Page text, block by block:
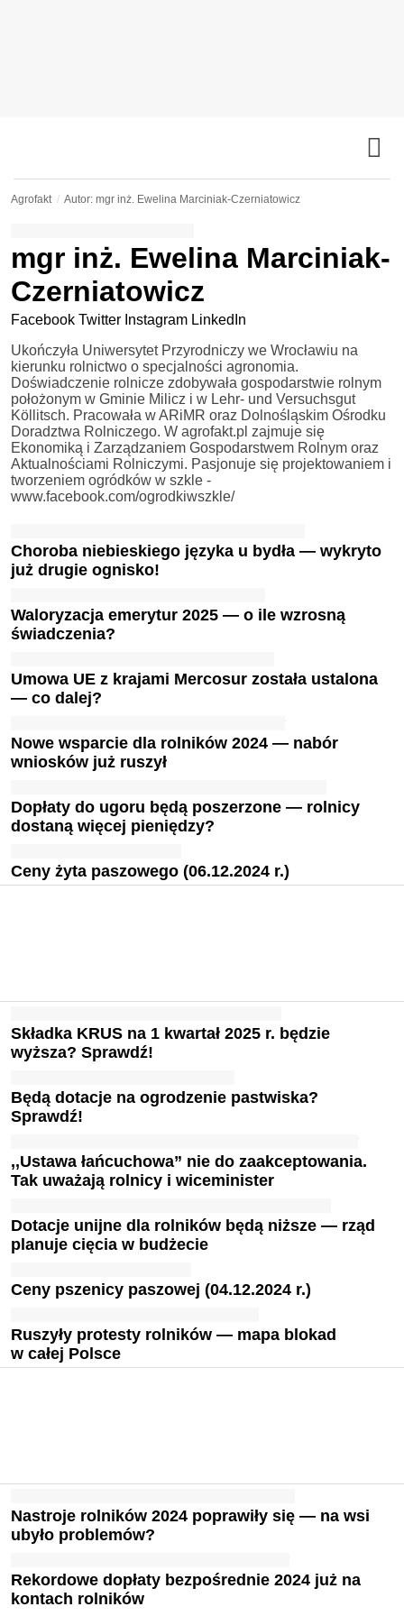
Agrofakt Autor: mgr inż. Ewelina Marciniak-Czerniatowicz
mgr inż. Ewelina Marciniak-
Czerniatowicz
Facebook Twitter Instagram LinkedIn
Ukończyła Uniwersytet Przyrodniczy we Wrocławiu na
kierunku rolnictwo o specjalności agronomia.
Doświadczenie rolnicze zdobywała gospodarstwie rolnym
położonym w Gminie Milicz i w Lehr- und Versuchsgut
Köllitsch. Pracowała w ARiMR oraz Dolnośląskim Ośrodku
Doradztwa Rolniczego. W agrofakt.pl zajmuje się
Ekonomiką i Zarządzaniem Gospodarstwem Rolnym oraz
Aktualnościami Rolniczymi. Pasjonuje się projektowaniem i
tworzeniem ogródków w szkle -
www.facebook.com/ogrodkiwszkle/
Choroba niebieskiego języka u bydła — wykryto
już drugie ognisko!
Waloryzacja emerytur 2025 — o ile wzrosną
świadczenia?
Umowa UE z krajami Mercosur została ustalona
— co dalej?
Nowe wsparcie dla rolników 2024 — nabór
wniosków już ruszył
Dopłaty do ugoru będą poszerzone — rolnicy
dostaną więcej pieniędzy?
Ceny żyta paszowego (06.12.2024 r.)
Składka KRUS na 1 kwartał 2025 r. będzie
wyższa? Sprawdź!
Będą dotacje na ogrodzenie pastwiska?
Sprawdź!
,,Ustawa łańcuchowa” nie do zaakceptowania.
Tak uważają rolnicy i wiceminister
Dotacje unijne dla rolników będą niższe — rząd
planuje cięcia w budżecie
Ceny pszenicy paszowej (04.12.2024 r.)
Ruszyły protesty rolników — mapa blokad
w całej Polsce
Nastroje rolników 2024 poprawiły się — na wsi
ubyło problemów?
Rekordowe dopłaty bezpośrednie 2024 już na
kontach rolników